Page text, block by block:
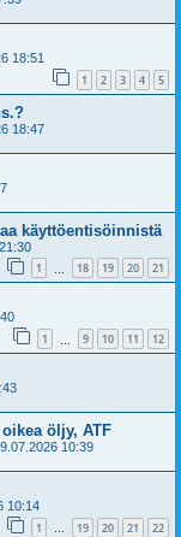
18:51
1 2 3 4 5
18:47
käyttöentisöinnistä
1 18 19 20 21
1 9 10 11 12
öljy, ATF
10:39
10:14
1 … 19 20 21 22